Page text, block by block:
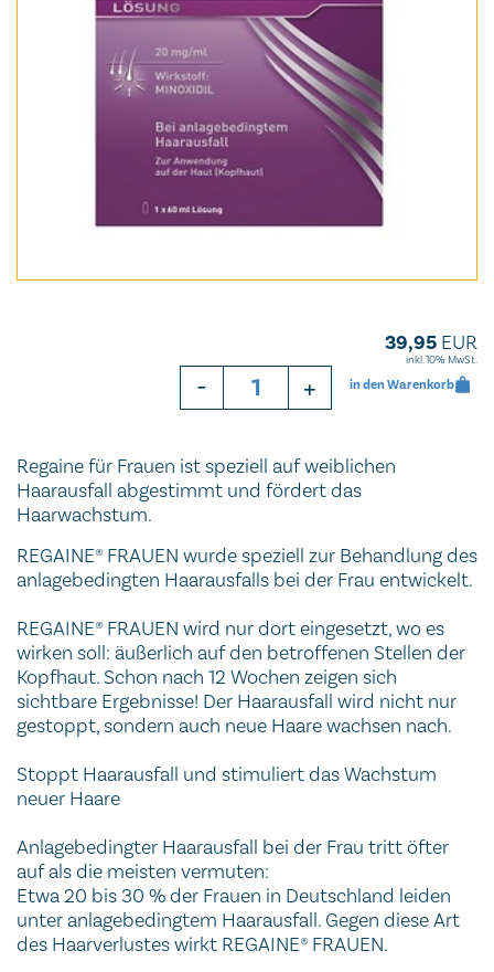
39,95 EUR
inkl. 10% MwSt.
- + in den Warenkorb
Regaine für Frauen ist speziell auf weiblichen
Haarausfall abgestimmt und fördert das
Haarwachstum.
REGAINE® FRAUEN wurde speziell zur Behandlung des
anlagebedingten Haarausfalls bei der Frau entwickelt.
REGAINE® FRAUEN wird nur dort eingesetzt, wo es
wirken soll: äußerlich auf den betroffenen Stellen der
Kopfhaut. Schon nach 12 Wochen zeigen sich
sichtbare Ergebnisse! Der Haarausfall wird nicht nur
gestoppt, sondern auch neue Haare wachsen nach.
Stoppt Haarausfall und stimuliert das Wachstum
neuer Haare
Anlagebedingter Haarausfall bei der Frau tritt öfter
auf als die meisten vermuten:
Etwa 20 bis 30 % der Frauen in Deutschland leiden
unter anlagebedingtem Haarausfall. Gegen diese Art
des Haarverlustes wirkt REGAINE® FRAUEN.